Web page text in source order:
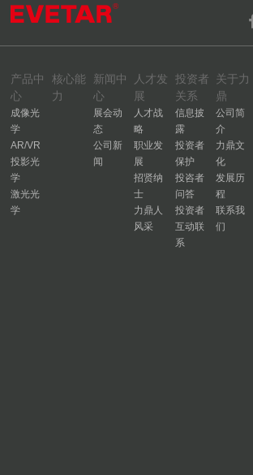
产品中
心
成像光
学
AR/VR
投影光
学
激光光
学
核心能
力
新闻中
心
展会动
态
公司新
闻
人才发
展
人才战
略
职业发
展
招贤纳
士
力鼎人
风采
投资者
关系
信息披
露
投资者
保护
投咨者
问答
投资者
互动联
系
关于力
鼎
公司简
介
力鼎文
化
发展历
程
联系我
们